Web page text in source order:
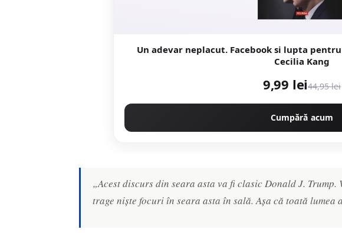
Un adevar neplacut. Facebook si lupta
Cecilia Kang
9,99 lei44,95 lei
Cumpără acum
„Acest discurs din seara asta va fi clasic Donald J. Trump.
trage niște focuri în seara asta în sală. Așa că toată lumea